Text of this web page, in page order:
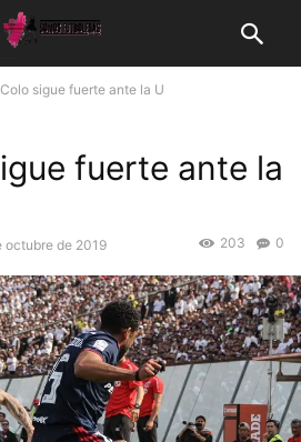
sigue fuerte ante la U
fuerte ante la
octubre de 2019 0
203